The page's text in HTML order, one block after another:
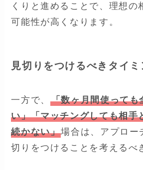
くりと進めることで、理想の
可能性が高くなります。
見切りをつけるべきタイミ
一方で、 「数ヶ月間使っても
い」「マッチングしても相手
続かない」場合は、アプロー
切りをつけることを考えるべ